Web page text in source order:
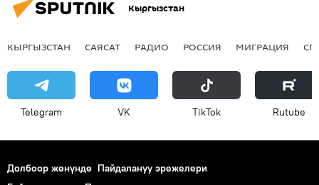
Кыргызстан
КЫРГЫЗСТАН САЯСАТ РАДИО РОССИЯ МИГРАЦИЯ
Telegram VK ТikТоk Rutube
Долбоор жөнүндө Пайдалануу эрежелери